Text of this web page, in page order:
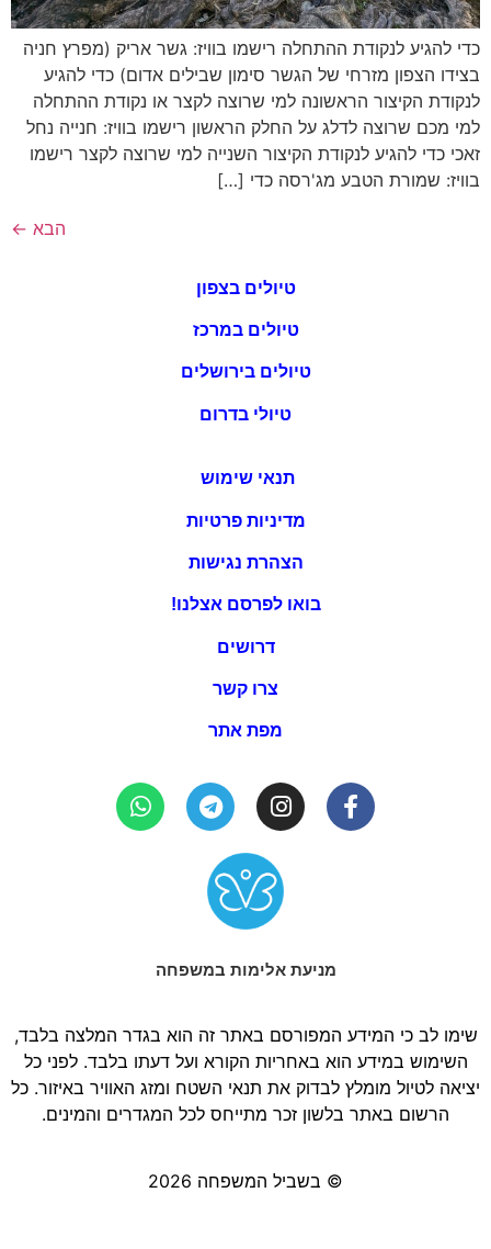
כדי להגיע לנקודת ההתחלה רישמו בוויז: גשר אריק (מפרץ חניה
בצידו הצפון מזרחי של הגשר סימון שבילים אדום) כדי להגיע
לנקודת הקיצור הראשונה למי שרוצה לקצר או נקודת ההתחלה
למי מכם שרוצה לדלג על החלק הראשון רישמו בוויז: חנייה נחל
זאכי כדי להגיע לנקודת הקיצור השנייה למי שרוצה לקצר רישמו
בוויז: שמורת הטבע מג'רסה כדי […]
הבא ←
טיולים בצפון
טיולים במרכז
טיולים בירושלים
טיולי בדרום
תנאי שימוש
מדיניות פרטיות
הצהרת נגישות
בואו לפרסם אצלנו!
דרושים
צרו קשר
מפת אתר
מניעת אלימות במשפחה
שימו לב כי המידע המפורסם באתר זה הוא בגדר המלצה בלבד,
השימוש במידע הוא באחריות הקורא ועל דעתו בלבד. לפני כל
יציאה לטיול מומלץ לבדוק את תנאי השטח ומזג האוויר באיזור. כל
הרשום באתר בלשון זכר מתייחס לכל המגדרים והמינים.
© בשביל המשפחה 2026